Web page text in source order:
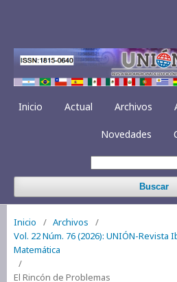
Inicio Actual Archivos
Novedades
Buscar
Inicio / Archivos
/
Vol. 22 Núm. 76 (2026): UNIÓN-Revista
Matemática
/
El Rincón de Problemas